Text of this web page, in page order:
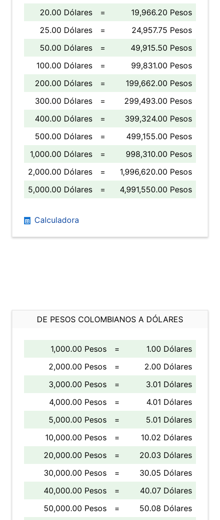
20.00 Dólares
=
19,966.20 Pesos
25.00 Dólares
=
24,957.75 Pesos
50.00 Dólares
=
49,915.50 Pesos
100.00 Dólares
=
99,831.00 Pesos
200.00 Dólares
=
199,662.00 Pesos
300.00 Dólares
=
299,493.00 Pesos
400.00 Dólares
=
399,324.00 Pesos
500.00 Dólares
=
499,155.00 Pesos
1,000.00 Dólares
=
998,310.00 Pesos
2,000.00 Dólares
=
1,996,620.00 Pesos
5,000.00 Dólares
= 4,991,550.00 Pesos
Calculadora
DE PESOS COLOMBIANOS A DÓLARES
1,000.00 Pesos =
1.00 Dólares
2,000.00 Pesos
=
2.00 Dólares
3,000.00 Pesos
=
3.01 Dólares
4,000.00 Pesos
=
4.01 Dólares
5,000.00 Pesos
=
5.01 Dólares
10,000.00 Pesos
=
10.02 Dólares
20,000.00 Pesos
=
20.03 Dólares
30,000.00 Pesos
=
30.05 Dólares
40,000.00 Pesos
=
40.07 Dólares
50,000.00 Pesos
= 50.08 Dólares